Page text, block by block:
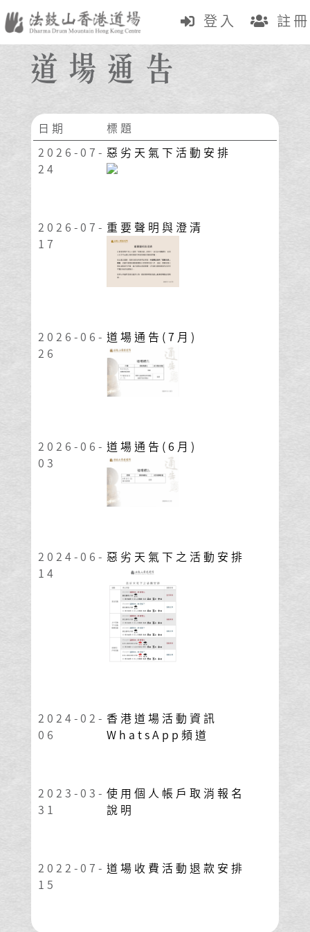
登入 註冊
日期 標題
2026-07-
24
惡劣天氣下活動安排
2026-07-
17
重要聲明與澄清
2026-06-
26
道場通告(7月)
2026-06-
03
道場通告(6月)
2024-06-
14
惡劣天氣下之活動安排
2024-02-
06
香港道場活動資訊
WhatsApp頻道
2023-03-
31
使用個人帳戶取消報名
說明
2022-07-
15
道場收費活動退款安排